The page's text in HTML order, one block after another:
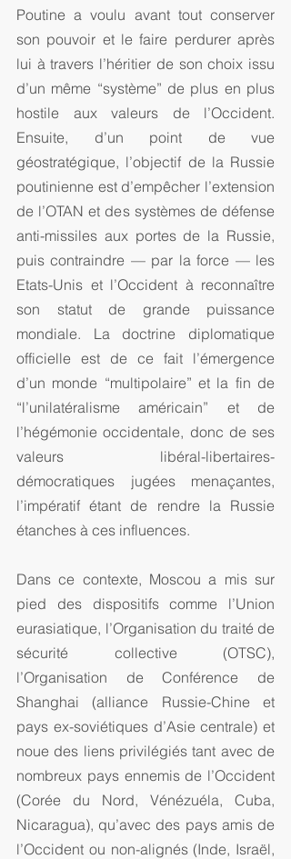
Poutine a voulu avant tout conserver
son pouvoir et le faire perdurer après
lui à travers l’héritier de son choix issu
d’un même “système” de plus en plus
hostile aux valeurs de l’Occident.
Ensuite, d’un point de vue
géostratégique, l’objectif de la Russie
poutinienne est d’empêcher l’extension
de l’OTAN et des systèmes de défense
anti-missiles aux portes de la Russie,
puis contraindre — par la force — les
Etats-Unis et l’Occident à reconnaître
son statut de grande puissance
mondiale. La doctrine diplomatique
officielle est de ce fait l’émergence
d’un monde “multipolaire” et la fin de
“l’unilatéralisme américain” et de
l’hégémonie occidentale, donc de ses
valeurs libéral-libertaires-
démocratiques jugées menaçantes,
l’impératif étant de rendre la Russie
étanches à ces influences.
Dans ce contexte, Moscou a mis sur
pied des dispositifs comme l’Union
eurasiatique, l’Organisation du traité de
sécurité collective (OTSC),
l’Organisation de Conférence de
Shanghai (alliance Russie-Chine et
pays ex-soviétiques d’Asie centrale) et
noue des liens privilégiés tant avec de
nombreux pays ennemis de l’Occident
(Corée du Nord, Vénézuéla, Cuba,
Nicaragua), qu’avec des pays amis de
l’Occident ou non-alignés (Inde, Israël,